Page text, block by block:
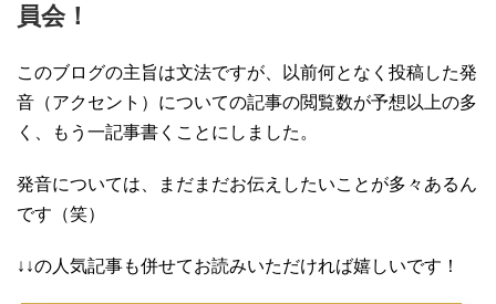
員会！
このブログの主旨は文法ですが、以前何となく投稿した発
音（アクセント）についての記事の閲覧数が予想以上の多
く、もう一記事書くことにしました。
発音については、まだまだお伝えしたいことが多々あるん
です（笑）
↓↓の人気記事も併せてお読みいただければ嬉しいです！